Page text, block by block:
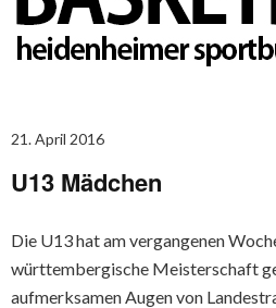
21. April 2016
U13 Mädchen
Die U13 hat am vergangenen
württembergische Meisterschaft
aufmerksamen Augen von